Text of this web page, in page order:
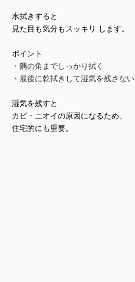
水拭きすると
見た目も気分もスッキリ します。
ポイント
・隅の角までしっかり拭く
・最後に乾拭きして湿気を残さない
湿気を残すと
カビ・ニオイの原因になるため、
住宅的にも重要。